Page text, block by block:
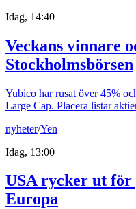
Idag, 14:40
Veckans vinnare
Stockholmsbörsen
Yubico har rusat över 45%
Large Cap. Placera listar
nyheter/Yen
Idag, 13:00
USA rycker ut för
Europa